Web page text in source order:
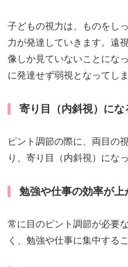
子どもの視力は、ものをし
力が発達していきます。遠
像しか見ていないことにな
に発達せず弱視となってし
寄り目（内斜視）にな
ピント調節の際に、両目の
り、寄り目（内斜視）にな
勉強や仕事の効率が上
常に目のピント調節が必要
く、勉強や仕事に集中する